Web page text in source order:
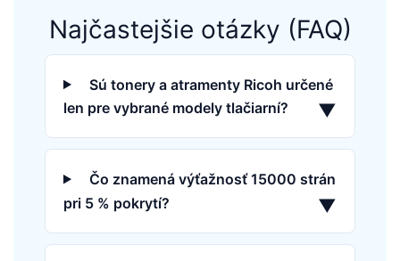
Najčastejšie otázky (FAQ)
Sú tonery a atramenty Ricoh určené
len pre vybrané modely tlačiarní?
▼
Čo znamená výťažnosť 15000 strán
pri 5 % pokrytí?
▼